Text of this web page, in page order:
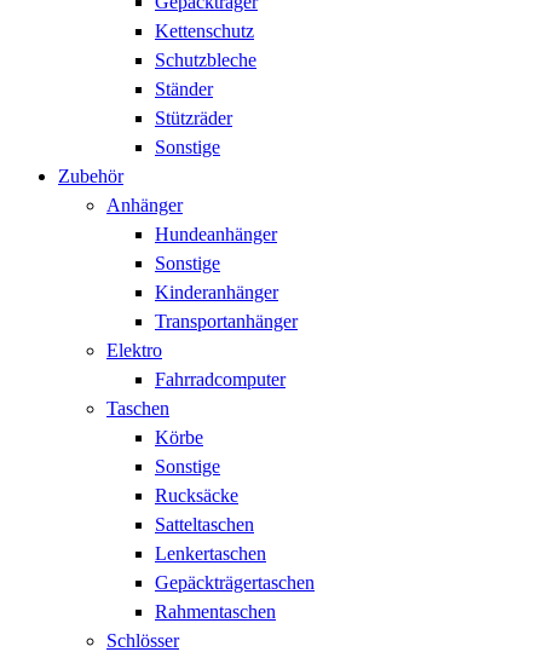
Kettenschutz
Schutzbleche
Ständer
Stützräder
Sonstige
Zubehör
Anhänger
Hundeanhänger
Sonstige
Kinderanhänger
Transportanhänger
Elektro
Fahrradcomputer
Taschen
Körbe
Sonstige
Rucksäcke
Satteltaschen
Lenkertaschen
Gepäckträgertaschen
Rahmentaschen
Schlösser